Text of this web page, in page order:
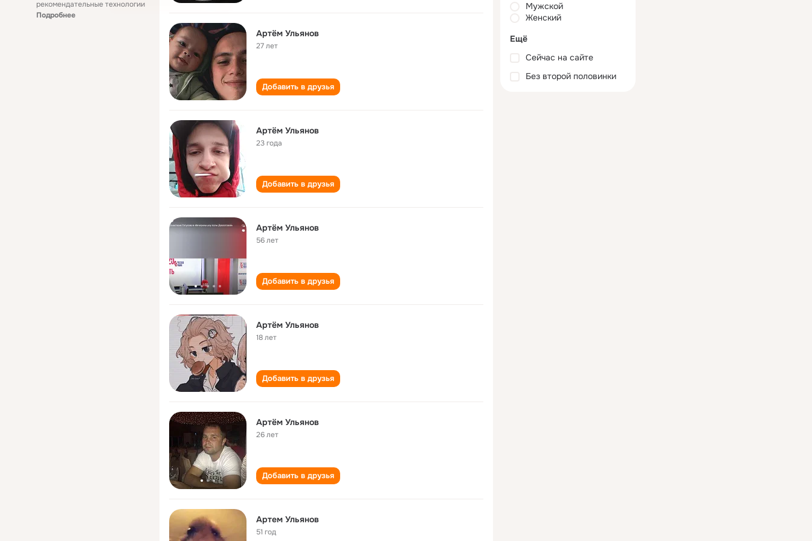
рекомендательные технологии
Подробнее
Артём Ульянов
27 лет
Добавить в друзья
Артём Ульянов
23 года
Добавить в друзья
Артём Ульянов
56 лет
Добавить в друзья
Артём Ульянов
18 лет
Добавить в друзья
Артём Ульянов
26 лет
Добавить в друзья
Артем Ульянов
51 год
Мужской
Женский
Ещё
Сейчас на сайте
Без второй половинки